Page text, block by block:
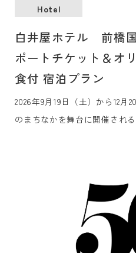
Hotel
白井屋ホテル 前橋
ポートチケット＆オ
食付 宿泊プラン
2026年9月19日（土）から12
のまちなかを舞台に開催され
ンの販売を7月21日（火）より